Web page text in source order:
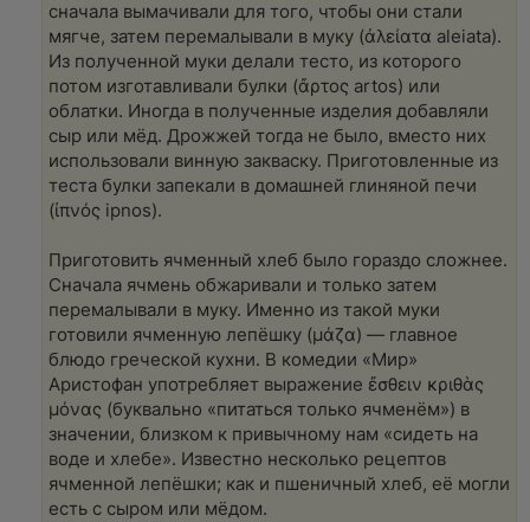
сначала вымачивали для того, чтобы они стали
мягче, затем перемалывали в муку (ἀλείατα aleiata).
Из полученной муки делали тесто, из которого
потом изготавливали булки (ἄρτος artos) или
облатки. Иногда в полученные изделия добавляли
сыр или мёд. Дрожжей тогда не было, вместо них
использовали винную закваску. Приготовленные из
теста булки запекали в домашней глиняной печи
(ἰπνός ipnos).
Приготовить ячменный хлеб было гораздо сложнее.
Сначала ячмень обжаривали и только затем
перемалывали в муку. Именно из такой муки
готовили ячменную лепёшку (μάζα) — главное
блюдо греческой кухни. В комедии «Мир»
Аристофан употребляет выражение ἔσθειν κριθὰς
μόνας (буквально «питаться только ячменём») в
значении, близком к привычному нам «сидеть на
воде и хлебе». Известно несколько рецептов
ячменной лепёшки; как и пшеничный хлеб, её могли
есть с сыром или мёдом.